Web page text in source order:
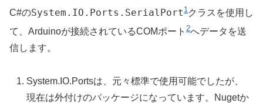
C#のSystem.IO.Ports.SerialPort 1クラスを使用し
て、Arduinoが接続されているCOMポート 2へデータを送
信します。
System.IO.Portsは、元々標準で使用可能でしたが、
現在は外付けのパッケージになっています。Nugetか